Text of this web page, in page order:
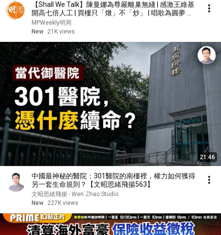
【Shall We Talk】陳曼娜為尊嚴離巢無綫 | 感激王維基
開高七倍人工 | 買樓只「燉」不「炒」 | 唱歌為圓夢 有
錢也買不到的快樂 | 陳曼娜專訪
MPWeekly明周
New
21K views
21:46
中國最神秘的醫院：301醫院的南樓裡，權力如何獲得
另一套生命規則？【文昭思緒飛揚563】
文昭思緒飛揚 - Wen Zhao Studio
New
227K views